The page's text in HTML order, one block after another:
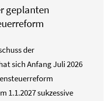
geplanten
der
sich Anfang Juli 2026
1.1.2027 sukzessive